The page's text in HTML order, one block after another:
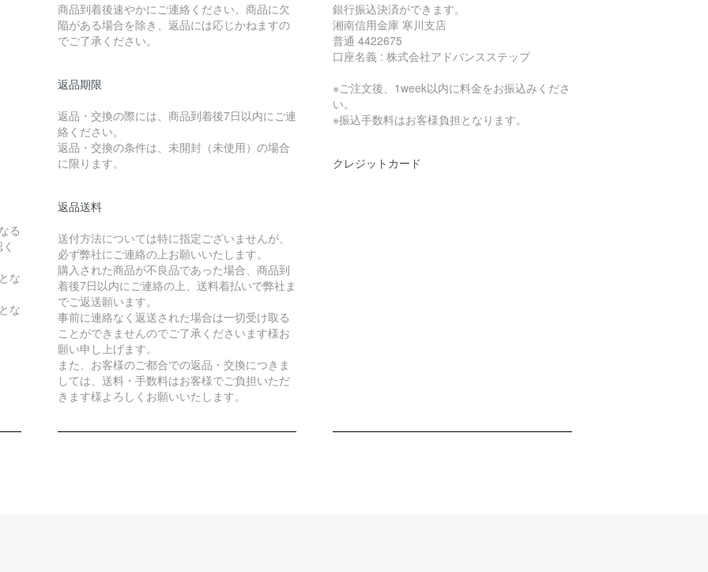
る
な
な
商品到着後速やかにご連絡ください。商品に欠
陥がある場合を除き、返品には応じかねますの
でご了承ください。
返品期限
返品・交換の際には、商品到着後7日以内にご連
絡ください。
返品・交換の条件は、未開封（未使用）の場合
に限ります。
返品送料
送付方法については特に指定ございませんが、
必ず弊社にご連絡の上お願いいたします。
購入された商品が不良品であった場合、商品到
着後7日以内にご連絡の上、送料着払いで弊社ま
でご返送願います。
事前に連絡なく返送された場合は一切受け取る
ことができませんのでご了承くださいます様お
願い申し上げます。
また、お客様のご都合での返品・交換につきま
しては、送料・手数料はお客様でご負担いただ
きます様よろしくお願いいたします。
銀行振込決済ができます。
湘南信用金庫 寒川支店
普通 4422675
口座名義 : 株式会社アドバンスステップ
※ご注文後、1week以内に料金をお振込みくださ
い。
※振込手数料はお客様負担となります。
クレジットカード